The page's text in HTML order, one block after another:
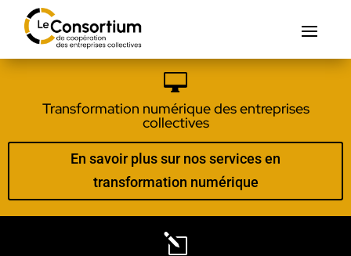

Transformation numérique des entreprises
collectives
En savoir plus sur nos services en
transformation numérique
l